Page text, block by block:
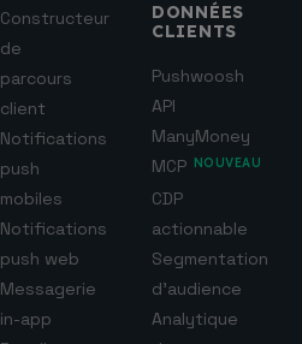
Constructeur
de
parcours
client
Notifications
push
mobiles
Notifications
push web
Messagerie
in-app
DONNÉES
CLIENTS
Pushwoosh
API
ManyMoney
MCP
NOUVEAU
CDP
actionnable
Segmentation
d’audience
Analytique